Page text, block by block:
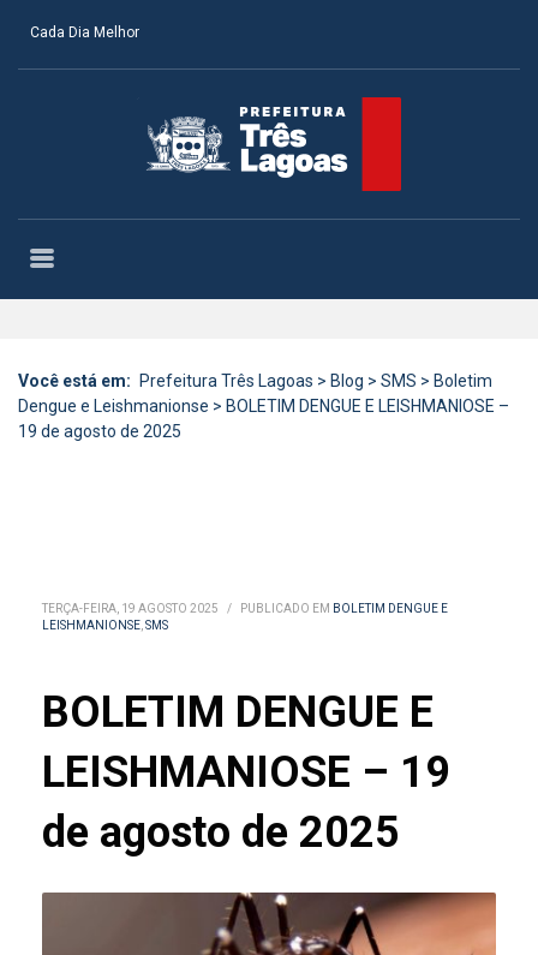
Cada Dia Melhor
Você está em: Prefeitura Três Lagoas > Blog > SMS > Boletim
Dengue e Leishmanionse > BOLETIM DENGUE E LEISHMANIOSE –
19 de agosto de 2025
TERÇA-FEIRA, 19 AGOSTO 2025 / PUBLICADO EM BOLETIM DENGUE E
LEISHMANIONSE,SMS
BOLETIM DENGUE E
LEISHMANIOSE – 19
de agosto de 2025